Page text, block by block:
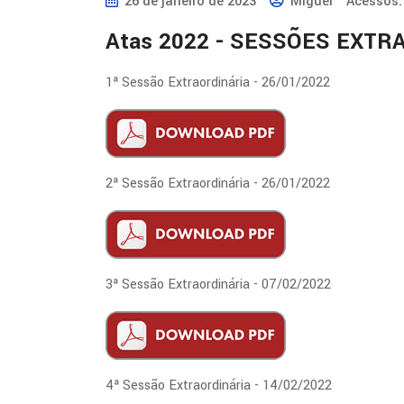
Atas 2022 - SESSÕES
1ª Sessão Extraordinária - 26/01/2022
2ª Sessão Extraordinária - 26/01/2022
3ª Sessão Extraordinária - 07/02/2022
4ª Sessão Extraordinária - 14/02/2022